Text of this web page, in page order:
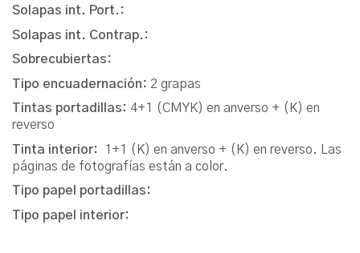
Solapas int. Port.:
Solapas int. Contrap.:
Sobrecubiertas:
Tipo encuadernación: 2 grapas
Tintas portadillas: 4+1 (CMYK) en anverso + (K) en
reverso
Tinta interior:
1+1 (K) en anverso + (K) en reverso. Las
páginas de fotografías están a color.
Tipo papel portadillas:
Tipo papel interior: